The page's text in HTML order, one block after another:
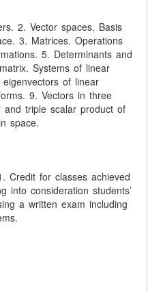
2. Vector spaces. Basis
3. Matrices. Operations
5. Determinants and
Systems of linear
of linear
9. Vectors in three
and triple scalar product of
space.
Credit for classes achieved
into consideration students’
a written exam including